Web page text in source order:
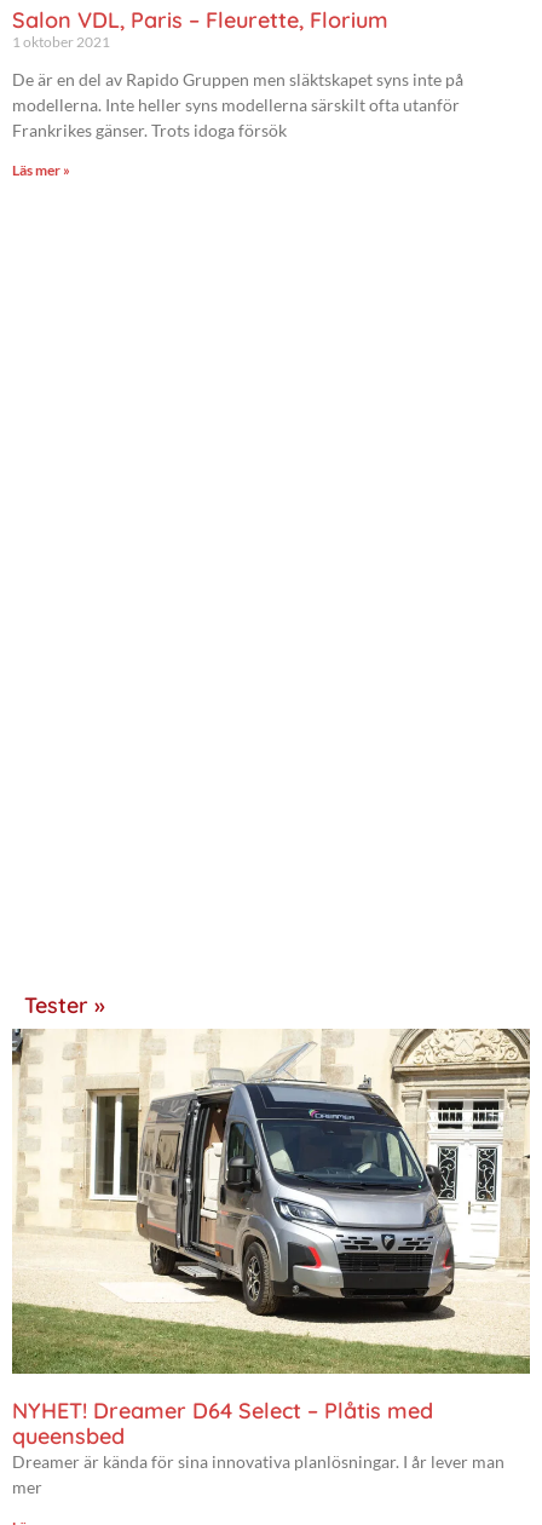
Salon VDL, Paris – Fleurette, Florium
1 oktober 2021
De är en del av Rapido Gruppen men släktskapet syns inte på
modellerna. Inte heller syns modellerna särskilt ofta utanför
Frankrikes gänser. Trots idoga försök
Läs mer »
Tester »
NYHET! Dreamer D64 Select – Plåtis med
queensbed
Dreamer är kända för sina innovativa planlösningar. I år lever man
mer